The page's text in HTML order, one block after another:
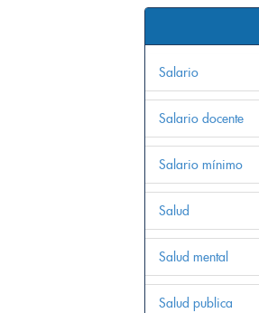
Salario
Salario docente
Salario mínimo
Salud
Salud mental
Salud publica